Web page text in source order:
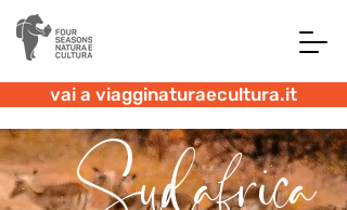
vai a viagginaturaecultura.it